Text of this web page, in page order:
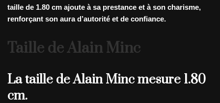
taille de 1.80 cm ajoute à sa prestance et à son charisme,
renforçant son aura d’autorité et de confiance.
Taille de Alain Minc
La taille de Alain Minc mesure 1.80
cm.